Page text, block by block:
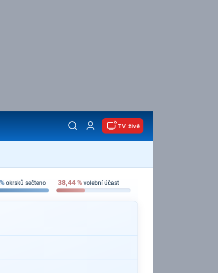
TV živě
% okrsků sečteno 38,44% volební účast